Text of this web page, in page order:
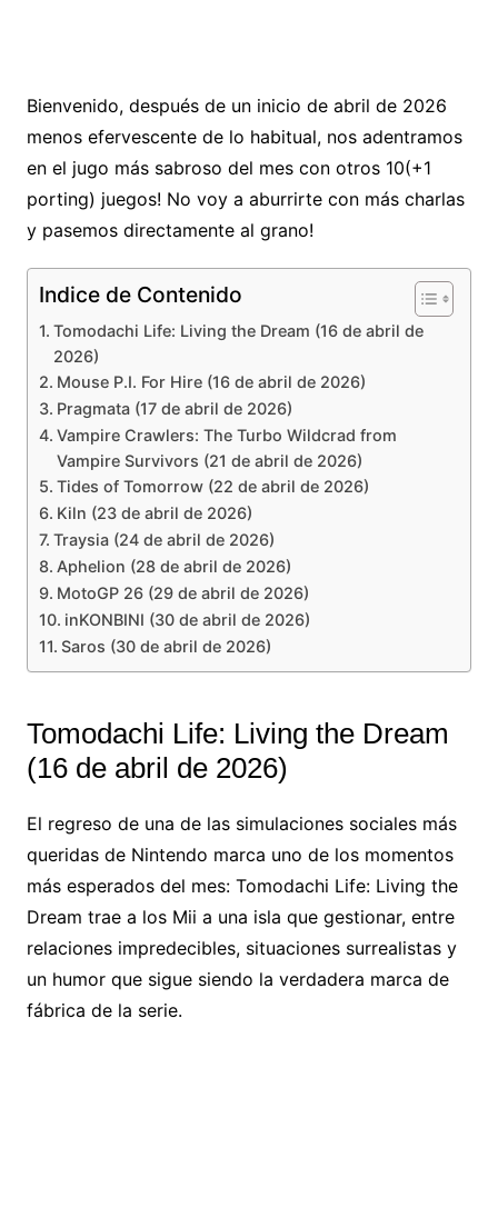
Bienvenido, después de un inicio de abril de 2026
menos efervescente de lo habitual, nos adentramos
en el jugo más sabroso del mes con otros 10(+1
porting) juegos! No voy a aburrirte con más charlas
y pasemos directamente al grano!
Indice de Contenido
Tomodachi Life: Living the Dream (16 de abril de
2026)
Mouse P.I. For Hire (16 de abril de 2026)
Pragmata (17 de abril de 2026)
Vampire Crawlers: The Turbo Wildcrad from
Vampire Survivors (21 de abril de 2026)
Tides of Tomorrow (22 de abril de 2026)
Kiln (23 de abril de 2026)
Traysia (24 de abril de 2026)
Aphelion (28 de abril de 2026)
MotoGP 26 (29 de abril de 2026)
inKONBINI (30 de abril de 2026)
Saros (30 de abril de 2026)
Tomodachi Life: Living the Dream
(16 de abril de 2026)
El regreso de una de las simulaciones sociales más
queridas de Nintendo marca uno de los momentos
más esperados del mes: Tomodachi Life: Living the
Dream trae a los Mii a una isla que gestionar, entre
relaciones impredecibles, situaciones surrealistas y
un humor que sigue siendo la verdadera marca de
fábrica de la serie.